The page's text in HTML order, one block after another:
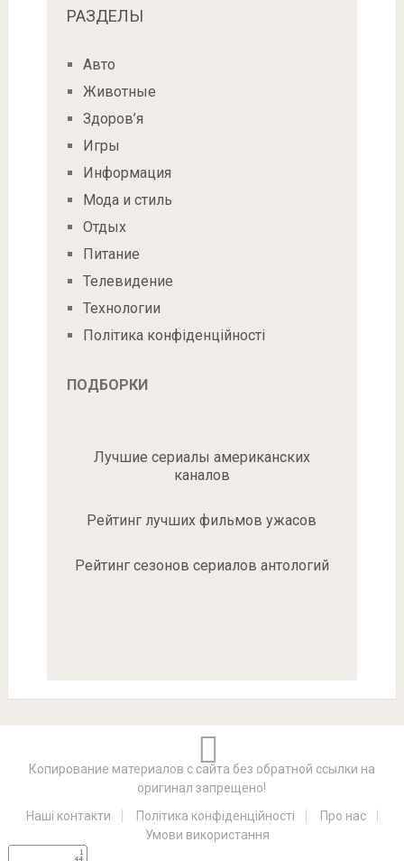
РАЗДЕЛЫ
Авто
Животные
Здоров’я
Игры
Информация
Мода и стиль
Отдых
Питание
Телевидение
Технологии
Політика конфіденційності
ПОДБОРКИ
Лучшие сериалы американских
каналов
Рейтинг лучших фильмов ужасов
Рейтинг сезонов сериалов антологий
Копирование материалов с сайта без обратной ссылки на
оригинал запрещено!
Наші контакти
Політика конфіденційності
Про нас
Умови використання